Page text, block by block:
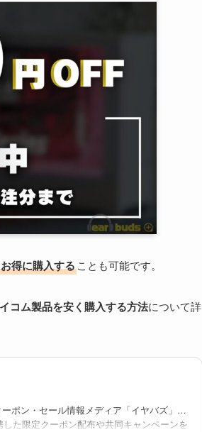
得に購入することも可能です。
コム製品を安く購入する方法について詳
ポン・セール情報メディア「イヤバズ」の
た限定クーポン配布や共同キャンペーンを